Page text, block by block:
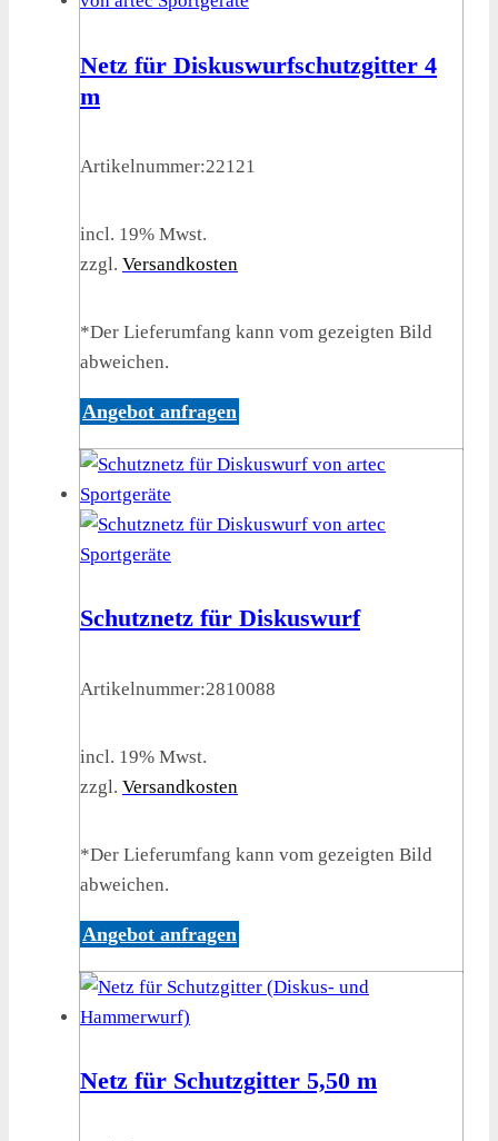
Netz für Diskuswurfschutzgitter 4
m
Artikelnummer:22121
incl. 19% Mwst.
zzgl. Versandkosten
*Der Lieferumfang kann vom gezeigten Bild
abweichen.
Angebot anfragen
Schutznetz für Diskuswurf
Artikelnummer:2810088
incl. 19% Mwst.
zzgl. Versandkosten
*Der Lieferumfang kann vom gezeigten Bild
abweichen.
Angebot anfragen
Netz für Schutzgitter 5,50 m